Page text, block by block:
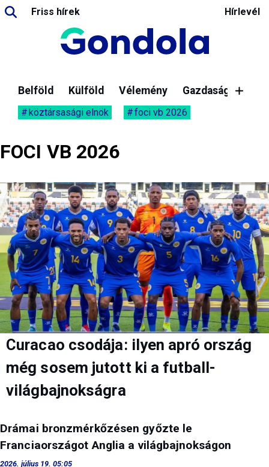
Friss hírek Hírlevél
Belföld Külföld Vélemény Gazdaság
köztársasági elnök foci vb 2026
FOCI VB 2026
Curacao csodája: ilyen apró ország
még sosem jutott ki a futball-
világbajnokságra
Drámai bronzmérkőzésen győzte le
Franciaországot Anglia a világbajnokságon
2026. július 19. 05:05